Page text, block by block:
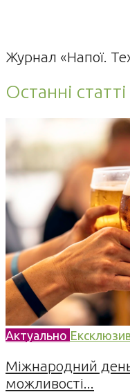
Журнал «Напої.
Останні статті
Актуально
Міжнародний
можливості...